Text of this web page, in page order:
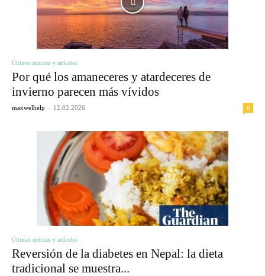
Últimas noticias y artículos
Por qué los amaneceres y atardeceres de
invierno parecen más vívidos
maxwelhelp - 12.02.2026 0
Últimas noticias y artículos
Reversión de la diabetes en Nepal: la dieta
tradicional se muestra...